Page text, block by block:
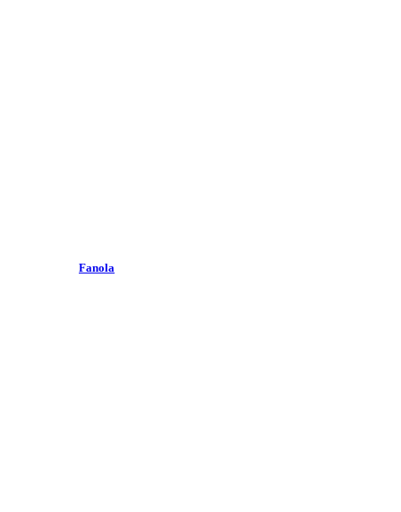
Fanola